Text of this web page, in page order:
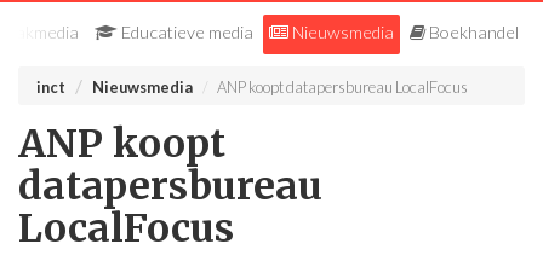
Vakmedia Educatieve media Nieuwsmedia Boekhandel
inct Nieuwsmedia ANP koopt datapersbureau LocalFocus
ANP koopt
datapersbureau
LocalFocus